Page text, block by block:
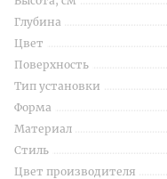
Глубина
Цвет
Поверхность
Тип установки
Форма
Материал
Стиль
Цвет производителя